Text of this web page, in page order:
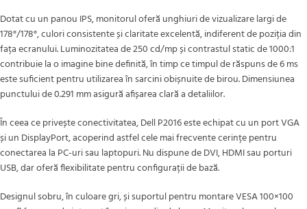
Dotat cu un panou IPS, monitorul oferă unghiuri de vizualizare largi de
178°/178°, culori consistente și claritate excelentă, indiferent de poziția din
fața ecranului. Luminozitatea de 250 cd/mp și contrastul static de 1000:1
contribuie la o imagine bine definită, în timp ce timpul de răspuns de 6 ms
este suficient pentru utilizarea în sarcini obișnuite de birou. Dimensiunea
punctului de 0.291 mm asigură afișarea clară a detaliilor.
În ceea ce privește conectivitatea, Dell P2016 este echipat cu un port VGA
și un DisplayPort, acoperind astfel cele mai frecvente cerințe pentru
conectarea la PC-uri sau laptopuri. Nu dispune de DVI, HDMI sau porturi
USB, dar oferă flexibilitate pentru configurații de bază.
Designul sobru, în culoare gri, și suportul pentru montare VESA 100×100